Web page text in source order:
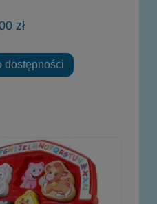
zł
dostępności